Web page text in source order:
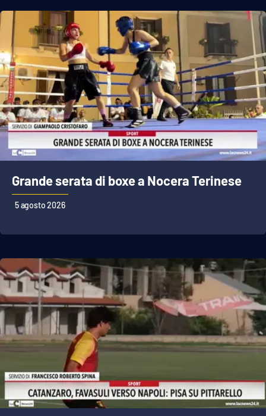
APP
Android
Apple
Grande serata di boxe a Nocera Terinese
5 agosto 2026